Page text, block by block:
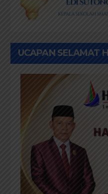
UCAPAN SELAMAT